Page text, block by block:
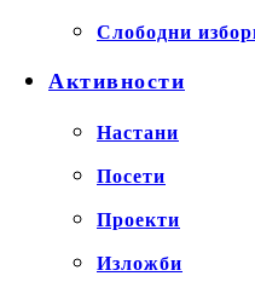
Слободни
Активности
Настани
Посети
Проекти
Изложби